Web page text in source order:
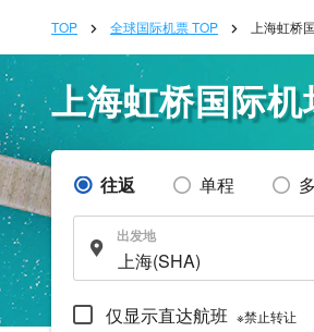
TOP 全球国际机票 TOP 上海虹桥
上海虹桥国际
往返 单程
出发地
仅显示直达航班 ※禁止转让